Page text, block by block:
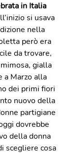
in Italia
si usava
nella
però era
da trovare,
gialla
a Marzo alla
dei primi fiori
nuovo della
partigiane
dovrebbe
della donna
scegliere cosa